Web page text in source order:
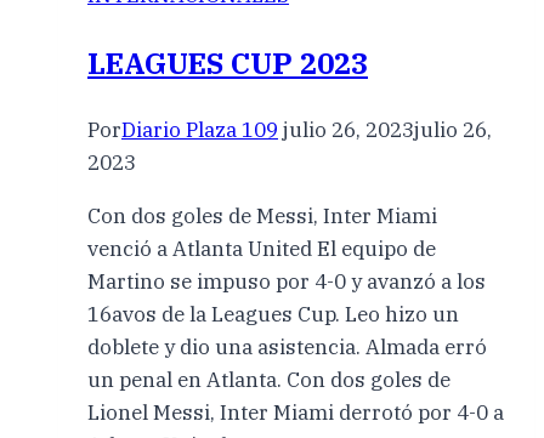
LEAGUES CUP 2023
PorDiario Plaza 109 julio 26, 2023julio 26,
2023
Con dos goles de Messi, Inter Miami
venció a Atlanta United El equipo de
Martino se impuso por 4-0 y avanzó a los
16avos de la Leagues Cup. Leo hizo un
doblete y dio una asistencia. Almada erró
un penal en Atlanta. Con dos goles de
Lionel Messi, Inter Miami derrotó por 4-0 a